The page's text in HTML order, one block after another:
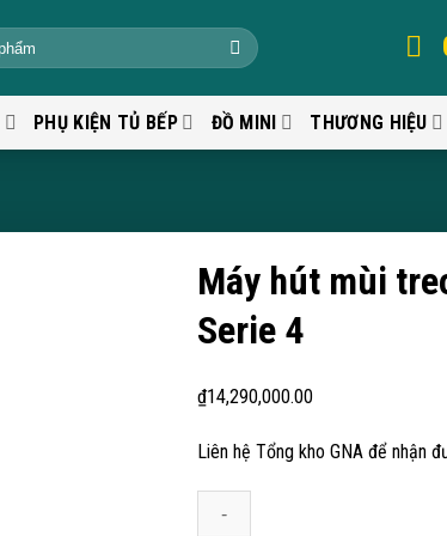
PHỤ KIỆN TỦ BẾP ĐỒ MINI THƯƠNG HIỆU
Máy hút mùi
Serie 4
₫14,290,000.00
Liên hệ Tổng kho GNA để nhận